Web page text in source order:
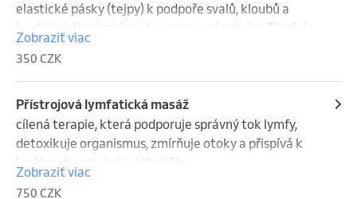
elastické pásky (tejpy) k podpoře svalů, kloubů a
lymfatického systému bez omezení pohybu.Zlepšuje
krevní a lymfatickou cirkulaci, zmírňuje bolest,
podporuje svalovou funkci a urychluje regeneraci po
úrazech a zátěži. Používá se při sportu, rehabilitaci a
léčbě chronických obtíží.
Zobraziť viac
350 CZK
Přístrojová lymfatická masáž
cílená terapie, která podporuje správný tok lymfy,
detoxikuje organismus, zmírňuje otoky a přispívá k
lepšímu fungování celého těla.
Zobraziť viac
750 CZK